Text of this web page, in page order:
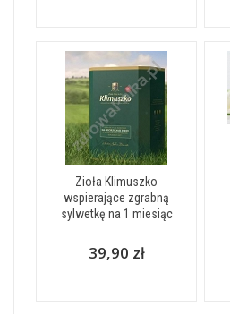
Zioła Klimuszko
wspierające zgrabną
sylwetkę na 1 miesiąc
39,90 zł